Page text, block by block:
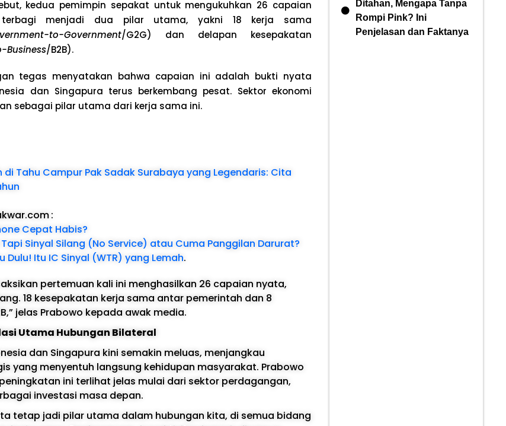
kedua pemimpin sepakat untuk mengukuhkan 26 capaian
menjadi dua pilar utama, yakni 18 kerja sama
to-Government/G2G) dan delapan kesepakatan
Business/B2B).
tegas menyatakan bahwa capaian ini adalah bukti nyata
dan Singapura terus berkembang pesat. Sektor ekonomi
sebagai pilar utama dari kerja sama ini.
di Tahu Campur Pak Sadak Surabaya yang Legendaris: Cita
:
Cepat Habis?
Sinyal Silang (No Service) atau Cuma Panggilan Darurat?
Dulu! Itu IC Sinyal (WTR) yang Lemah.
pertemuan kali ini menghasilkan 26 capaian nyata,
18 kesepakatan kerja sama antar pemerintah dan 8
jelas Prabowo kepada awak media.
Utama Hubungan Bilateral
dan Singapura kini semakin meluas, menjangkau
yang menyentuh langsung kehidupan masyarakat. Prabowo
ini terlihat jelas mulai dari sektor perdagangan,
investasi masa depan.
tetap jadi pilar utama dalam hubungan kita, di semua bidang
Ditahan, Mengapa Tanpa
Rompi Pink? Ini
Penjelasan dan Faktanya